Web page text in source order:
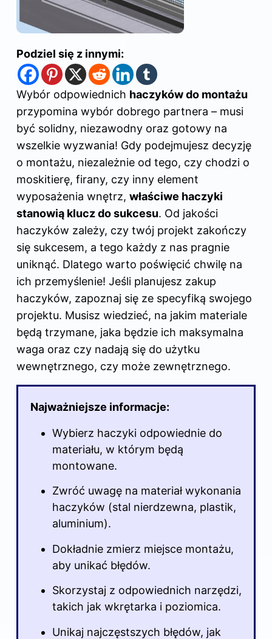
Podziel się z innymi:
Wybór odpowiednich haczyków do montażu
przypomina wybór dobrego partnera – musi
być solidny, niezawodny oraz gotowy na
wszelkie wyzwania! Gdy podejmujesz decyzję
o montażu, niezależnie od tego, czy chodzi o
moskitierę, firany, czy inny element
wyposażenia wnętrz, właściwe haczyki
stanowią klucz do sukcesu. Od jakości
haczyków zależy, czy twój projekt zakończy
się sukcesem, a tego każdy z nas pragnie
uniknąć. Dlatego warto poświęcić chwilę na
ich przemyślenie! Jeśli planujesz zakup
haczyków, zapoznaj się ze specyfiką swojego
projektu. Musisz wiedzieć, na jakim materiale
będą trzymane, jaka będzie ich maksymalna
waga oraz czy nadają się do użytku
wewnętrznego, czy może zewnętrznego.
Najważniejsze informacje:
Wybierz haczyki odpowiednie do
materiału, w którym będą
montowane.
Zwróć uwagę na materiał wykonania
haczyków (stal nierdzewna, plastik,
aluminium).
Dokładnie zmierz miejsce montażu,
aby unikać błędów.
Skorzystaj z odpowiednich narzędzi,
takich jak wkrętarka i poziomica.
Unikaj najczęstszych błędów, jak